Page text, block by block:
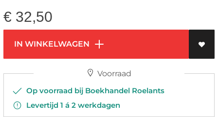
€ 32,50
IN WINKELWAGEN
Voorraad
Op voorraad bij Boekhandel Roelants
Levertijd 1 á 2 werkdagen